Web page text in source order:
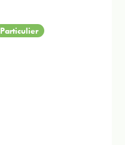
Particulier